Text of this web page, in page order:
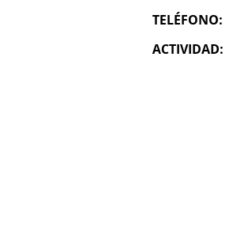
TELÉFONO:
ACTIVIDAD: